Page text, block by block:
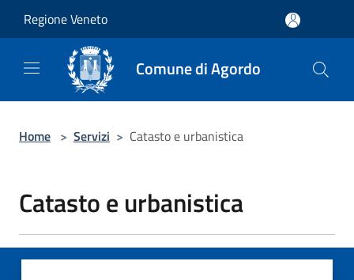
Regione Veneto
Comune di Agordo
Home > Servizi > Catasto e urbanistica
Catasto e urbanistica